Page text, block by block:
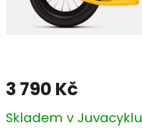
3 790 Kč
cena:
Skladem v Juvacyklu